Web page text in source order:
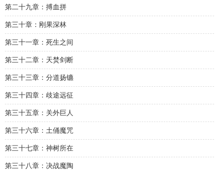
第二十九章：搏血拼
第三十章：刚果深林
第三十一章：死生之间
第三十二章：天焚剑断
第三十三章：分道扬镳
第三十四章：歧途远征
第三十五章：关外巨人
第三十六章：土俑魔咒
第三十七章：神树所在
第三十八章：决战魔陶